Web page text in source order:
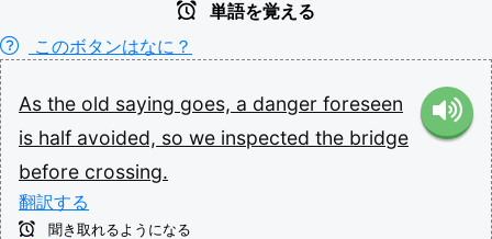
単語を覚える
このボタンはなに？
As the old saying goes, a danger foreseen
is half avoided, so we inspected the bridge
before crossing.
翻訳する
聞き取れるようになる